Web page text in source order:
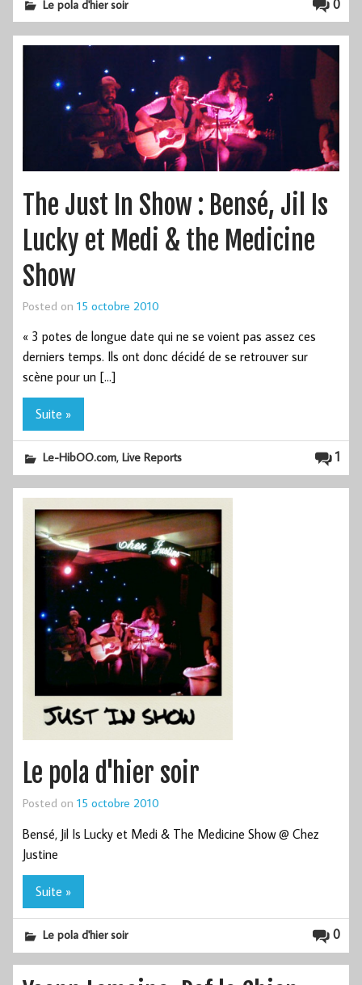
0
Le pola d'hier soir
The Just In Show : Bensé, Jil Is
Lucky et Medi & the Medicine
Show
Posted on 15 octobre 2010
« 3 potes de longue date qui ne se voient pas assez ces
derniers temps. Ils ont donc décidé de se retrouver sur
scène pour un […]
Suite »
1
Le-HibOO.com,Live Reports
Le pola d'hier soir
Posted on 15 octobre 2010
Bensé, Jil Is Lucky et Medi & The Medicine Show @ Chez
Justine
Suite »
0
Le pola d'hier soir